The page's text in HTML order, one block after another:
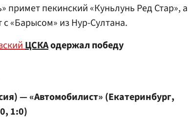
примет пекинский «Куньлунь Ред Стар», а
«Барысом» из Нур-Султана.
ЦСКАодержал победу
— «Автомобилист» (Екатеринбург,
1:0)